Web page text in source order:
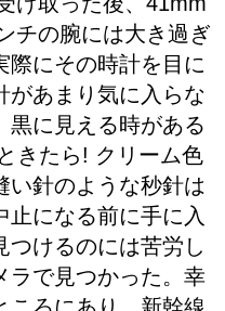
チの腕には大き過ぎ
際にその時計を目に
があまり気に入らな
黒に見える時がある
きたら! クリーム色
い針のような秒針は
になる前に手に入
つけるのには苦労し
ラで見つかった。幸